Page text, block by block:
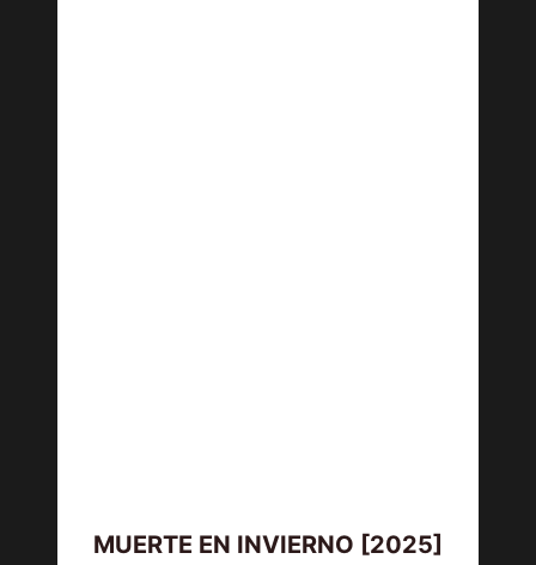
MUERTE EN INVIERNO [2025]